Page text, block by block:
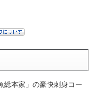
総本家」の豪快刺身コー